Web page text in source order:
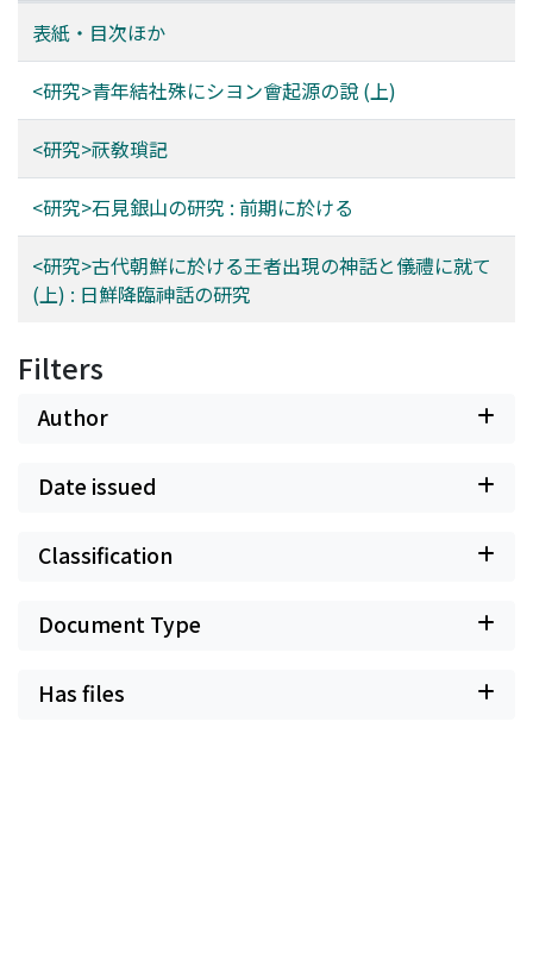
表紙・目次ほか
<研究>青年結社殊にシヨン會起源の說 (上)
<研究>祆敎瑣記
<研究>石見銀山の研究 : 前期に於ける
<研究>古代朝鮮に於ける王者出現の神話と儀禮に就て
(上) : 日鮮降臨神話の研究
Filters
Author
Date issued
Classification
Document Type
Has files